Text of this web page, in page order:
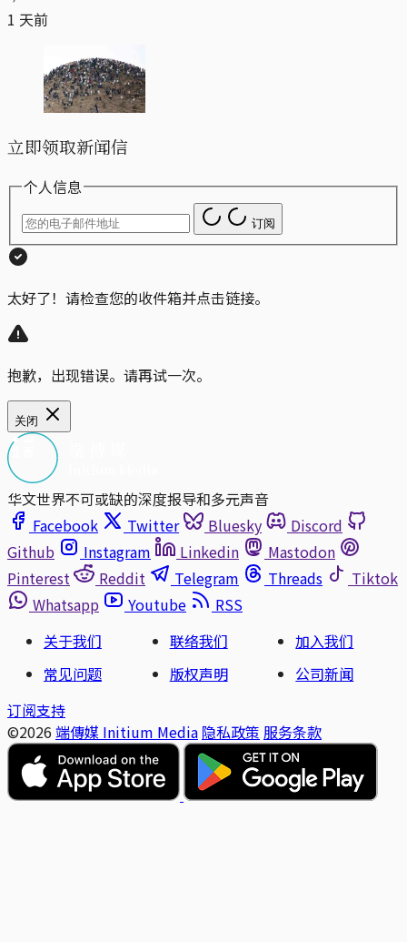
1 天前
立即领取新闻信
个人信息
订阅
太好了！请检查您的收件箱并点击链接。
抱歉，出现错误。请再试一次。
关闭
华文世界不可或缺的深度报导和多元声音
Facebook
Twitter Bluesky
Discord
Github
Instagram Linkedin
Mastodon
Pinterest
Reddit Telegram Threads
Tiktok
Whatsapp
Youtube
RSS
关于我们
联络我们
加入我们
常见问题
版权声明
公司新闻
订阅支持
©2026 端傳媒 Initium Media 隐私政策 服务条款